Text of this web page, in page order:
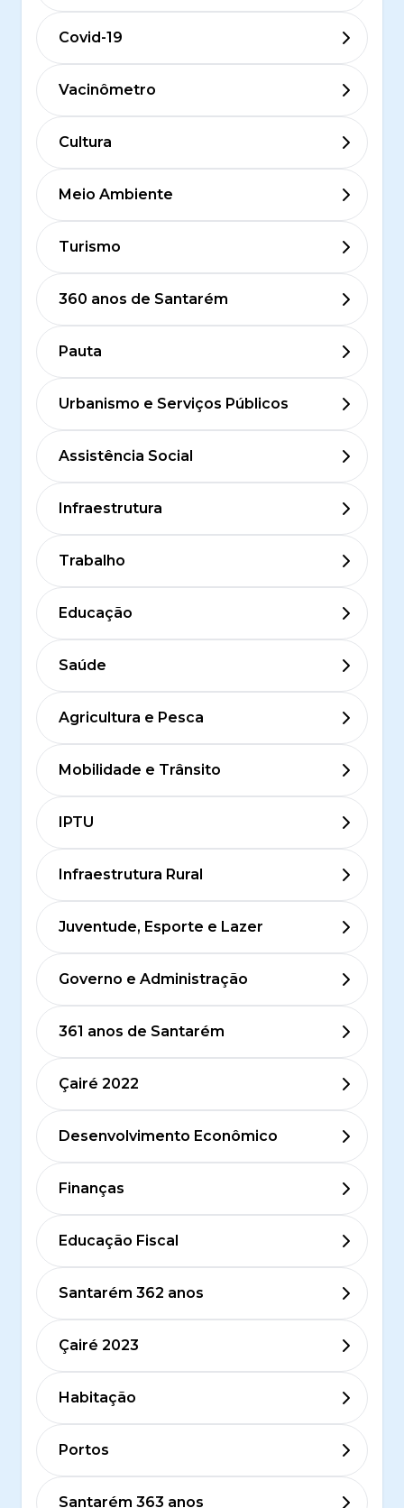
Covid-19
Vacinômetro
Cultura
Meio Ambiente
Turismo
360 anos de Santarém
Pauta
Urbanismo e Serviços Públicos
Assistência Social
Infraestrutura
Trabalho
Educação
Saúde
Agricultura e Pesca
Mobilidade e Trânsito
IPTU
Infraestrutura Rural
Juventude, Esporte e Lazer
Governo e Administração
361 anos de Santarém
Çairé 2022
Desenvolvimento Econômico
Finanças
Educação Fiscal
Santarém 362 anos
Çairé 2023
Habitação
Portos
Santarém 363 anos